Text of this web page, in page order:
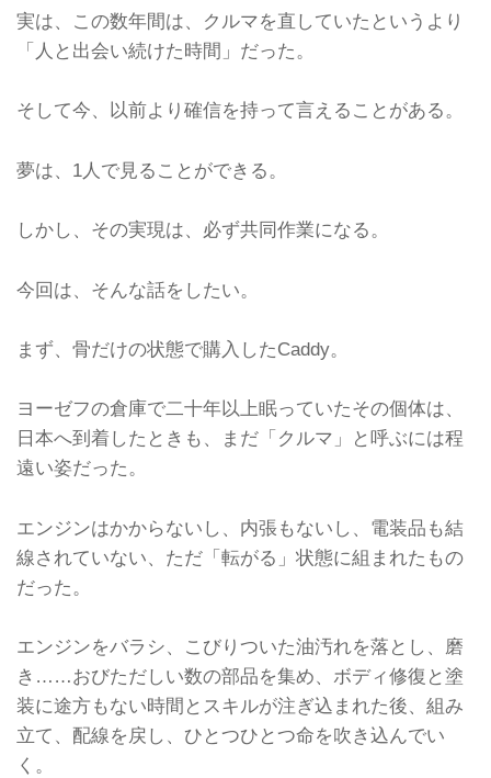
て」ミニカーをテーマにした記事を公
開した。
ミニカー収集には「ここまで手に入れ
ハマったが最後、抜け出すことは不可
能に近い。
みでは、常識の光も届かず、通常の感
があると思うが、私の場合は、バリエ
同じ車種のスケール違いは当然とし
たくなり、内装の色やホイールが違
う...
実は、この数年間は、クルマを直していたというより
「人と出会い続けた時間」だった。
そして今、以前より確信を持って言えることがある。
夢は、1人で見ることができる。
しかし、その実現は、必ず共同作業になる。
今回は、そんな話をしたい。
まず、骨だけの状態で購入したCaddy。
ヨーゼフの倉庫で二十年以上眠っていたその個体は、
日本へ到着したときも、まだ「クルマ」と呼ぶには程
遠い姿だった。
エンジンはかからないし、内張もないし、電装品も結
線されていない、ただ「転がる」状態に組まれたもの
だった。
エンジンをバラシ、こびりついた油汚れを落とし、磨
き……おびただしい数の部品を集め、ボディ修復と塗
装に途方もない時間とスキルが注ぎ込まれた後、組み
立て、配線を戻し、ひとつひとつ命を吹き込んでい
く。